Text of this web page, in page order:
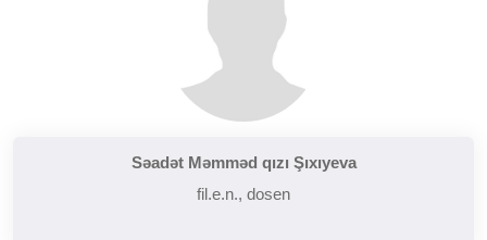
Səadət Məmməd qızı Şıxıyeva
fil.e.n., dosen